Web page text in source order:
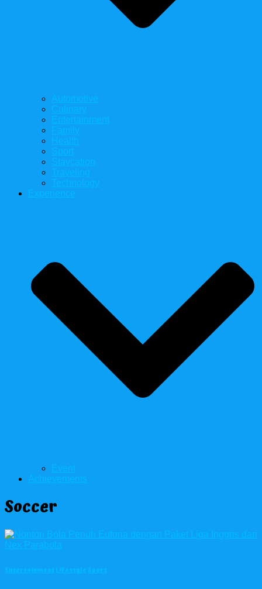
Automotive
Culinary
Entertainment
Family
Health
Sport
Staycation
Traveling
Technology
Experience
Event
Achievements
Soccer
EntertainmentLifestyleSport